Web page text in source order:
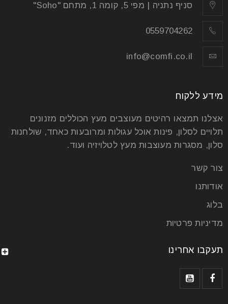
איך לבחור את הכורסה המושלמת
עבורכם?
23
הכורסאות של אמריקן קומפורט ידועות בנוחותן ובעיצובן
מחפשים כורסה לקריאה,
סניף נתניה | מפי 5, קומה 1, מתחם "Soho"
0559704262
info@comfi.co.il
מידע ללקוח
אצלנו תמצאו רהיטים מעוצבים מעץ הכוללים מזנונים
תלויים לסלון, פינות אוכל עגולות ומרובעות כאחד, שולחנות
סלון, מסגרות מעוצבות מעץ לטלויזיה ועוד.
צור קשר
אודותנו
בלוג
מדיניות פרטיות
תעקבו אחרינו